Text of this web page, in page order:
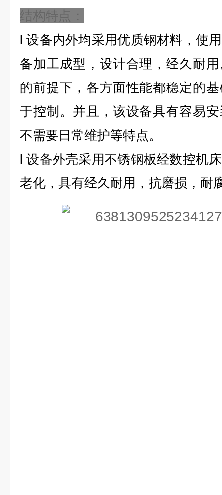
结构特点：
l设备内外均采用优质钢材料，使
备加工成型，设计合理，经久耐
的前提下，各方面性能都稳定的
于控制。并且，该设备具有容易
不需要日常维护等特点。
l设备外壳采用不锈钢板经数控机
老化，具有经久耐用，抗磨损，耐